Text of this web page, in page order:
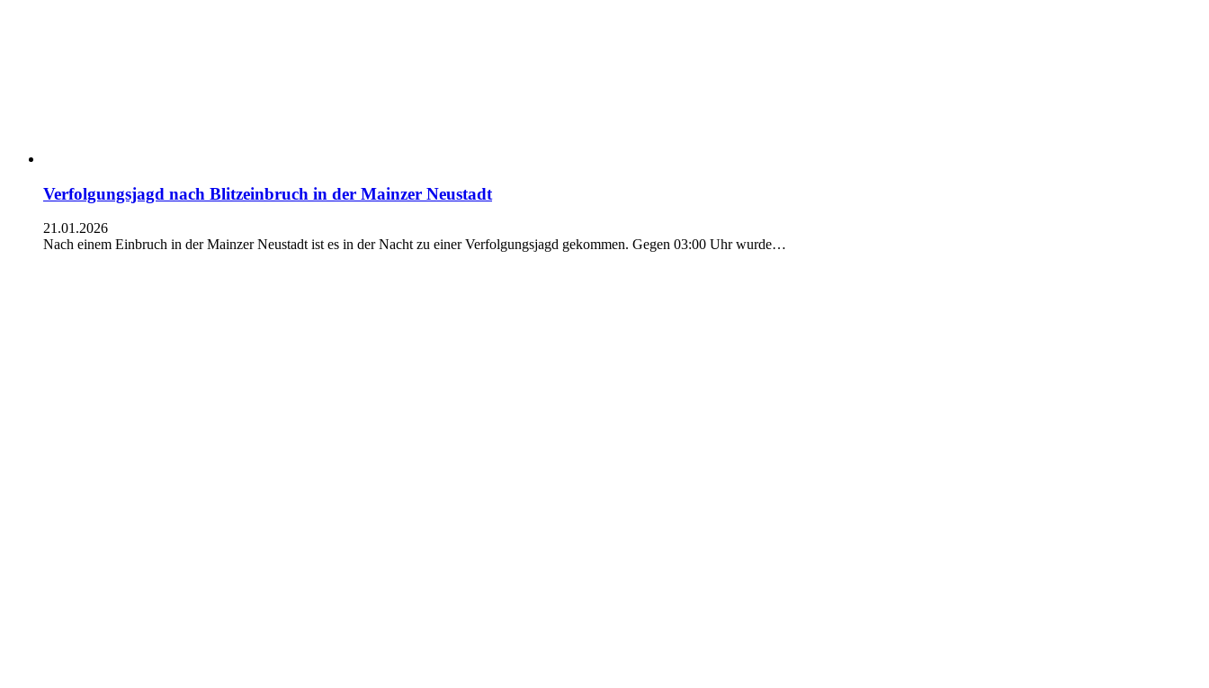
Verfolgungsjagd nach Blitzeinbruch in der Mainzer Neustadt
21.01.2026
Nach einem Einbruch in der Mainzer Neustadt ist es in der Nacht zu einer Verfolgungsjagd gekommen. Gegen 03:00 Uhr wurde…